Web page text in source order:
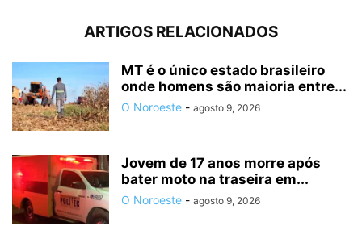
ARTIGOS RELACIONADOS
MT é o único estado brasileiro
onde homens são maioria entre...
O Noroeste - agosto 9, 2026
Jovem de 17 anos morre após
bater moto na traseira em...
O Noroeste - agosto 9, 2026